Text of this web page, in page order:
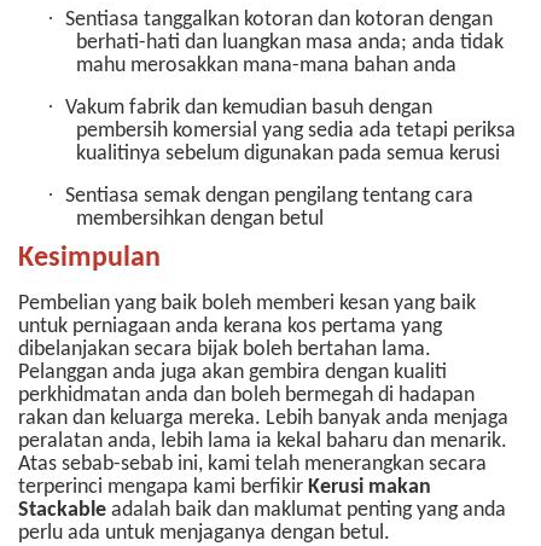
· Sentiasa tanggalkan kotoran dan kotoran dengan
berhati-hati dan luangkan masa anda; anda tidak
mahu merosakkan mana-mana bahan anda
· Vakum fabrik dan kemudian basuh dengan
pembersih komersial yang sedia ada tetapi periksa
kualitinya sebelum digunakan pada semua kerusi
· Sentiasa semak dengan pengilang tentang cara
membersihkan dengan betul
Kesimpulan
Pembelian yang baik boleh memberi kesan yang baik
untuk perniagaan anda kerana kos pertama yang
dibelanjakan secara bijak boleh bertahan lama.
Pelanggan anda juga akan gembira dengan kualiti
perkhidmatan anda dan boleh bermegah di hadapan
rakan dan keluarga mereka. Lebih banyak anda menjaga
peralatan anda, lebih lama ia kekal baharu dan menarik.
Atas sebab-sebab ini, kami telah menerangkan secara
terperinci mengapa kami berfikir Kerusi makan
Stackable adalah baik dan maklumat penting yang anda
perlu ada untuk menjaganya dengan betul.